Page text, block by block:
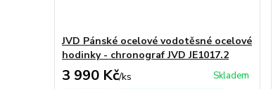
JVD Pánské ocelové vodotěsné ocelové
hodinky - chronograf JVD JE1017.2
3 990 Kč/ks Skladem